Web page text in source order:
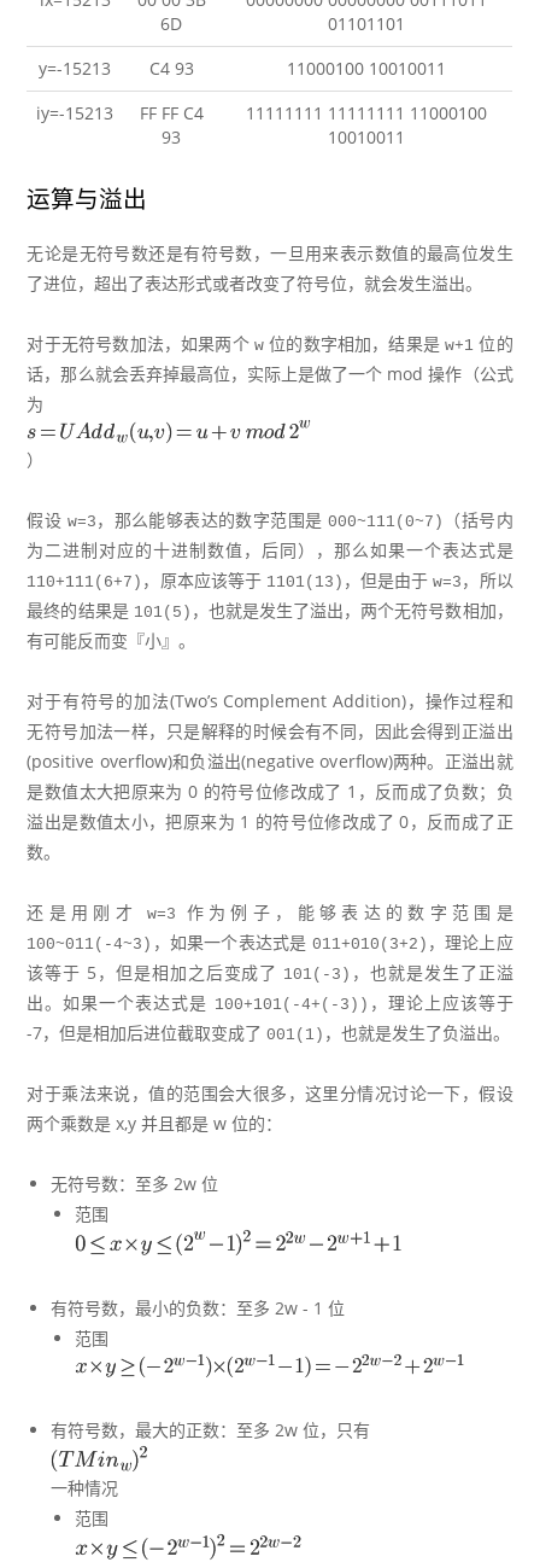
6D
01101101
y=-15213
C4 93
11000100 10010011
iy=-15213
FF FF C4
93
11111111 11111111 11000100
10010011
运算与溢出
无论是无符号数还是有符号数，一旦用来表示数值的最高位发生
了进位，超出了表达形式或者改变了符号位，就会发生溢出。
对于无符号数加法，如果两个 w 位的数字相加，结果是w+1 位的
话，那么就会丢弃掉最高位，实际上是做了一个 mod 操作（公式
为
）
假设 w=3 ，那么能够表达的数字范围是 000~111(0~7)
（括号内
为二进制对应的十进制数值，后同），那么如果一个表达式是
110+111(6+7) ，原本应该等于 1101(13) ，但是由于w=3 ，所以
最终的结果是 101(5) ，也就是发生了溢出，两个无符号数相加，
有可能反而变『小』。
对于有符号的加法(Two’s Complement Addition)，操作过程和
无符号加法一样，只是解释的时候会有不同，因此会得到正溢出
(positive overflow)和负溢出(negative overflow)两种。正溢出就
是数值太大把原来为 0 的符号位修改成了 1，反而成了负数；负
溢出是数值太小，把原来为 1 的符号位修改成了 0，反而成了正
数。
还是用刚才w=3 作为例子，能够表达的数字范围是
100~011(-4~3) ，如果一个表达式是 011+010(3+2) ，理论上应
该等于 5，但是相加之后变成了 101(-3) ，也就是发生了正溢
出。如果一个表达式是 100+101(-4+(-3)) ，理论上应该等于
-7，但是相加后进位截取变成了001(1) ，也就是发生了负溢出。
对于乘法来说，值的范围会大很多，这里分情况讨论一下，假设
两个乘数是 x,y 并且都是 w 位的：
无符号数：至多 2w 位
范围
有符号数，最小的负数：至多 2w - 1 位
范围
有符号数，最大的正数：至多 2w 位，只有
一种情况
范围